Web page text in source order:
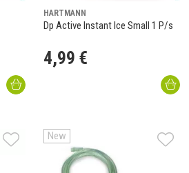
HARTMANN
Dp Active Instant Ice Small 1 P/s
4,99 €
New